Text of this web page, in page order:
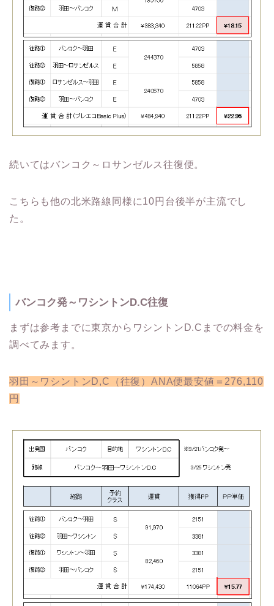
続いてはバンコク～ロサンゼルス往復便。
こちらも他の北米路線同様に10円台後半が主流でし
た。
バンコク発～ワシントンD.C往復
まずは参考までに東京からワシントンD.Cまでの料金を
調べてみます。
羽田～ワシントンD,C（往復）ANA便最安値＝276,110
円